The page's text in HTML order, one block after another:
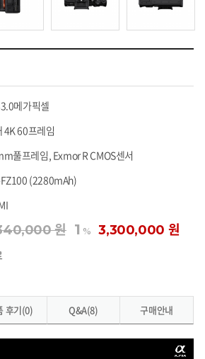
메가픽셀
4K 60프레임
풀프레임, Exmor R CMOS센서
(2280mAh)
원 1 % 3,300,000 원
후기(0) Q&A(8) 구매안내